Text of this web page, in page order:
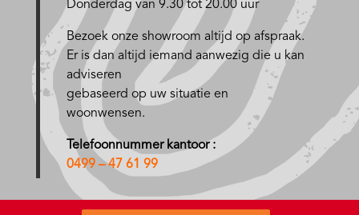
Donderdag van 9.30 tot 20.00 uur
Bezoek onze showroom altijd op afspraak.
Er is dan altijd iemand aanwezig die u kan
adviseren
gebaseerd op uw situatie en
woonwensen.
Telefoonnummer kantoor :
0499 – 47 61 99